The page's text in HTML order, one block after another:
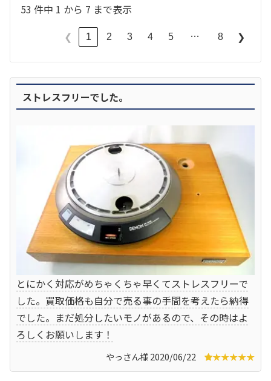
53 件中 1 から 7 まで表示
❮ 1 2 3 4 5 … 8 ❯
ストレスフリーでした。
とにかく対応がめちゃくちゃ早くてストレスフリーで
した。買取価格も自分で売る事の手間を考えたら納得
でした。まだ処分したいモノがあるので、その時はよ
ろしくお願いします！
やっさん様 2020/06/22 ★★★★★